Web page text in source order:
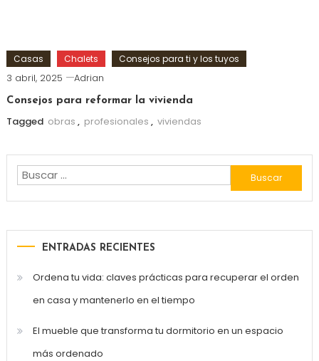
Casas Chalets Consejos para ti y los tuyos
3 abril, 2025 Adrian
Consejos para reformar la vivienda
Tagged obras , profesionales , viviendas
Buscar:
ENTRADAS RECIENTES
Ordena tu vida: claves prácticas para recuperar el orden
en casa y mantenerlo en el tiempo
El mueble que transforma tu dormitorio en un espacio
más ordenado